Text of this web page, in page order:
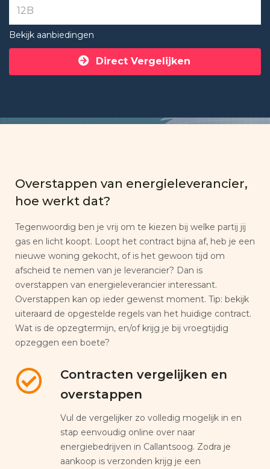
Bekijk aanbiedingen
Direct Vergelijken
Overstappen van energieleverancier,
hoe werkt dat?
Tegenwoordig ben je vrij om te kiezen bij welke partij jij
gas en licht koopt. Loopt het contract bijna af, heb je een
nieuwe woning gekocht, of is het gewoon tijd om
afscheid te nemen van je leverancier? Dan is
overstappen van energieleverancier interessant.
Overstappen kan op ieder gewenst moment. Tip: bekijk
uiteraard de opgestelde regels van het huidige contract.
Wat is de opzegtermijn, en/of krijg je bij vroegtijdig
opzeggen een boete?
Contracten vergelijken en
overstappen
Vul de vergelijker zo volledig mogelijk in en
stap eenvoudig online over naar
energiebedrijven in Callantsoog. Zodra je
aankoop is verzonden krijg je een